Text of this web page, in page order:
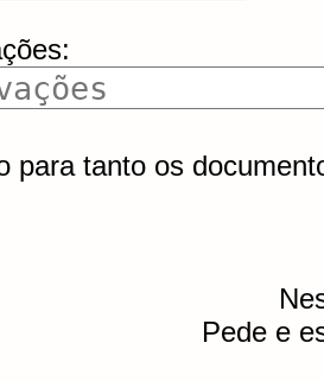
para tanto os
Pede e